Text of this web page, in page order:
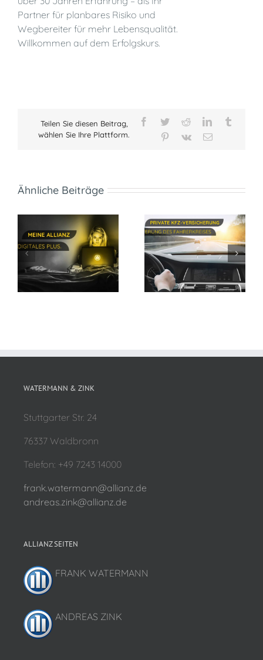
Partner für planbares Risiko und
Wegbereiter für mehr Lebensqualität.
Willkommen auf dem Erfolgskurs.
Teilen Sie diesen Beitrag,
wählen Sie Ihre Plattform.
Facebook
TwitterRedditLinkedIn
Pinterest
Vk
E-
Ähnliche Beiträge
WATERMANN & ZINK
Stuttgarter Str. 24
76337 Waldbronn
Telefon: +49 7243 14000
frank.watermann@allianz.de
andreas.zink@allianz.de
ALLIANZ SEITEN
FRANK WATERMANN
ANDREAS ZINK